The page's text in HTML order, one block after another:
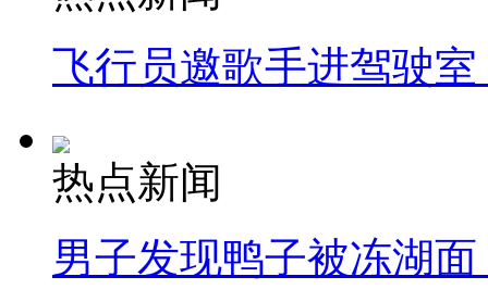
飞行员邀歌手进驾驶
热点新闻
男子发现鸭子被冻湖